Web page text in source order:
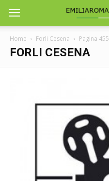
Home Forli Cesena Pagina 455
FORLI CESENA